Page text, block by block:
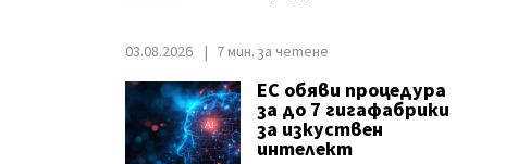
03.08.2026 7 мин. за четене
ЕС обяви процедура
за до 7 гигафабрики
за изкуствен
интелект